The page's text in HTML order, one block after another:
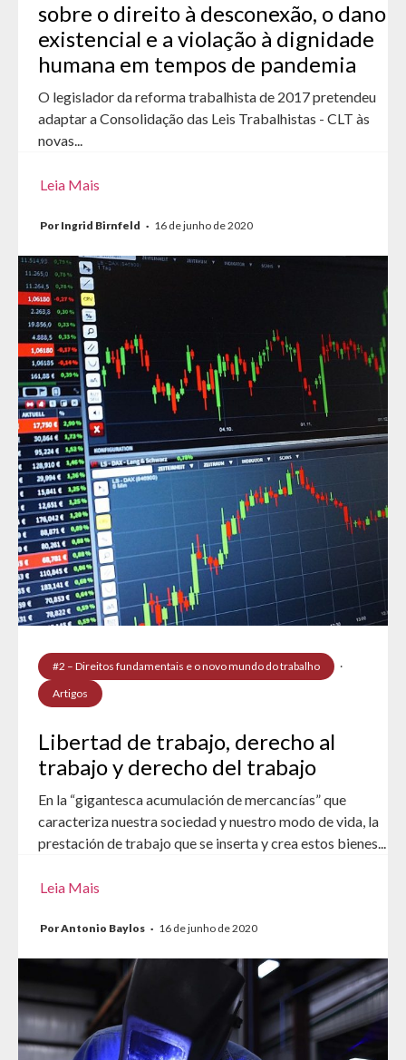
sobre o direito à desconexão, o dano
existencial e a violação à dignidade
humana em tempos de pandemia
O legislador da reforma trabalhista de 2017 pretendeu
adaptar a Consolidação das Leis Trabalhistas - CLT às
novas...
Leia Mais
Por Ingrid Birnfeld · 16 de junho de 2020
#2 – Direitos fundamentais e o novo mundo do trabalho
·
Artigos
Libertad de trabajo, derecho al
trabajo y derecho del trabajo
En la “gigantesca acumulación de mercancías” que
caracteriza nuestra sociedad y nuestro modo de vida, la
prestación de trabajo que se inserta y crea estos bienes...
Leia Mais
Por Antonio Baylos · 16 de junho de 2020